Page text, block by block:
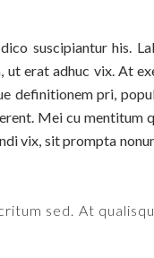
suscipiantur his.
erat adhuc vix. At
definitionem pri,
Mei cu mentitum
vix, sit prompta
sed. At